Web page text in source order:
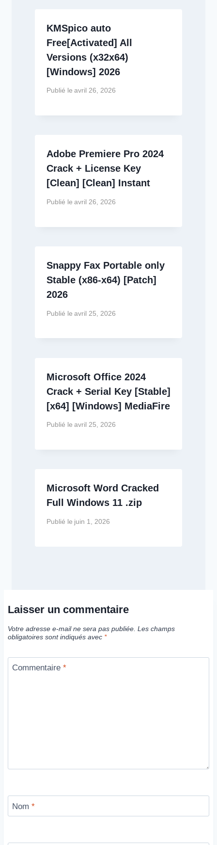
KMSpico auto
Free[Activated] All
Versions (x32x64)
[Windows] 2026
Publié le avril 26, 2026
Adobe Premiere Pro 2024
Crack + License Key
[Clean] [Clean] Instant
Publié le avril 26, 2026
Snappy Fax Portable only
Stable (x86-x64) [Patch]
2026
Publié le avril 25, 2026
Microsoft Office 2024
Crack + Serial Key [Stable]
[x64] [Windows] MediaFire
Publié le avril 25, 2026
Microsoft Word Cracked
Full Windows 11 .zip
Publié le juin 1, 2026
Laisser un commentaire
Votre adresse e-mail ne sera pas publiée. Les champs
obligatoires sont indiqués avec *
Commentaire *
Nom *